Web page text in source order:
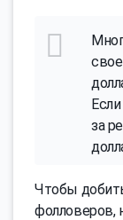
за
Чтобы
фолловеров,